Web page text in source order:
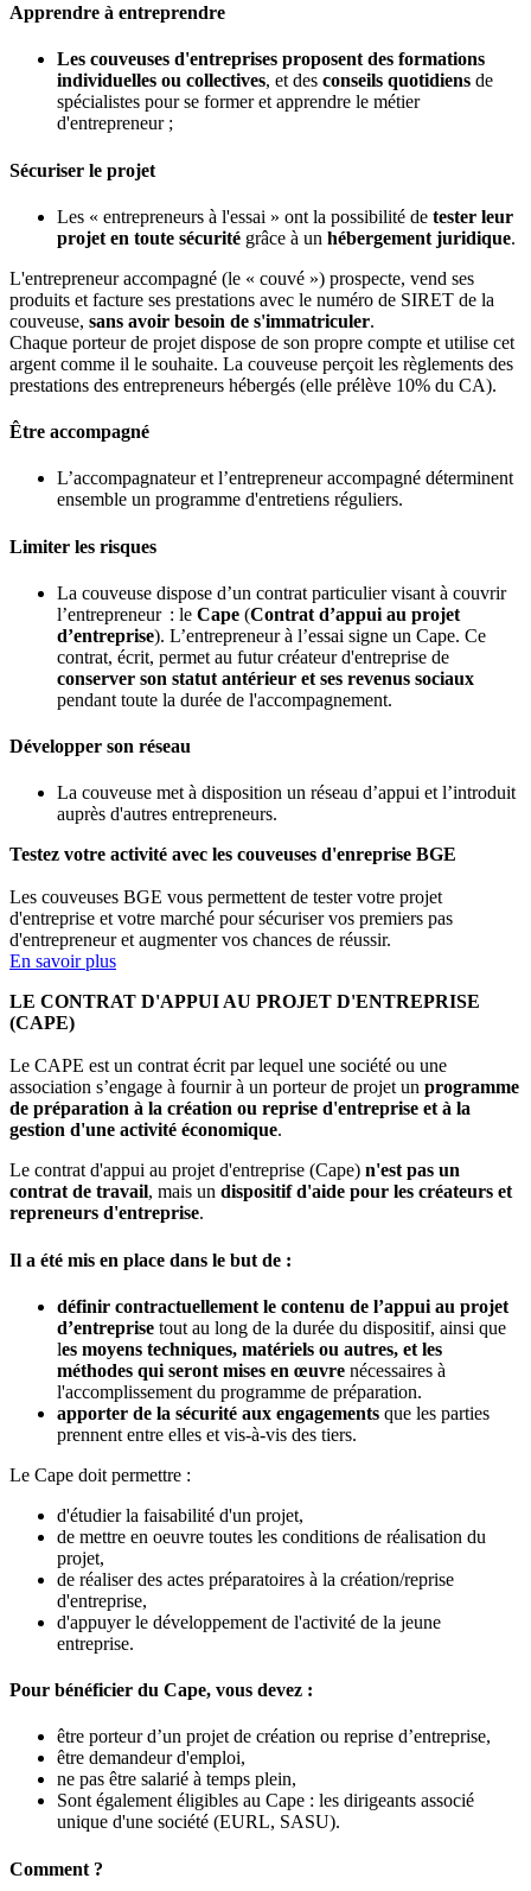
Apprendre à entreprendre
Les couveuses d'entreprises proposent des formations
individuelles ou collectives, et des conseils quotidiens de
spécialistes pour se former et apprendre le métier
d'entrepreneur ;
Sécuriser le projet
Les « entrepreneurs à l'essai » ont la possibilité de tester leur
projet en toute sécurité grâce à un hébergement juridique.
L'entrepreneur accompagné (le « couvé ») prospecte, vend ses
produits et facture ses prestations avec le numéro de SIRET de la
couveuse, sans avoir besoin de s'immatriculer.
Chaque porteur de projet dispose de son propre compte et utilise cet
argent comme il le souhaite. La couveuse perçoit les règlements des
prestations des entrepreneurs hébergés (elle prélève 10% du CA).
Être accompagné
L’accompagnateur et l’entrepreneur accompagné déterminent
ensemble un programme d'entretiens réguliers.
Limiter les risques
La couveuse dispose d’un contrat particulier visant à couvrir
l’entrepreneur : le Cape (Contrat d’appui au projet
d’entreprise). L’entrepreneur à l’essai signe un Cape. Ce
contrat, écrit, permet au futur créateur d'entreprise de
conserver son statut antérieur et ses revenus sociaux
pendant toute la durée de l'accompagnement.
Développer son réseau
La couveuse met à disposition un réseau d’appui et l’introduit
auprès d'autres entrepreneurs.
Testez votre activité avec les couveuses d'enreprise BGE
Les couveuses BGE vous permettent de tester votre projet
d'entreprise et votre marché pour sécuriser vos premiers pas
d'entrepreneur et augmenter vos chances de réussir.
En savoir plus
LE CONTRAT D'APPUI AU PROJET D'ENTREPRISE
(CAPE)
Le CAPE est un contrat écrit par lequel une société ou une
association s’engage à fournir à un porteur de projet un programme
de préparation à la création ou reprise d'entreprise et à la
gestion d'une activité économique.
Le contrat d'appui au projet d'entreprise (Cape) n'est pas un
contrat de travail, mais un dispositif d'aide pour les créateurs et
repreneurs d'entreprise.
Il a été mis en place dans le but de :
définir contractuellement le contenu de l’appui au projet
d’entreprise tout au long de la durée du dispositif, ainsi que
les moyens techniques, matériels ou autres, et les
méthodes qui seront mises en œuvre nécessaires à
l'accomplissement du programme de préparation.
apporter de la sécurité aux engagements que les parties
prennent entre elles et vis-à-vis des tiers.
Le Cape doit permettre :
d'étudier la faisabilité d'un projet,
de mettre en oeuvre toutes les conditions de réalisation du
projet,
de réaliser des actes préparatoires à la création/reprise
d'entreprise,
d'appuyer le développement de l'activité de la jeune
entreprise.
Pour bénéficier du Cape, vous devez :
être porteur d’un projet de création ou reprise d’entreprise,
être demandeur d'emploi,
ne pas être salarié à temps plein,
Sont également éligibles au Cape : les dirigeants associé
unique d'une société (EURL, SASU).
Comment ?